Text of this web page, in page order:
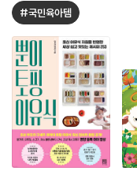
#국민육아템